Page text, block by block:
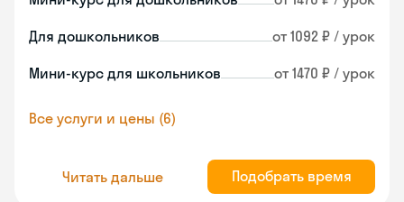
Для дошкольников от 1092 ₽ / урок
Мини-курс для школьников от 1470 ₽ / урок
Все услуги и цены (6)
Читать дальше Подобрать время